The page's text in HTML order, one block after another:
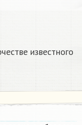
известного